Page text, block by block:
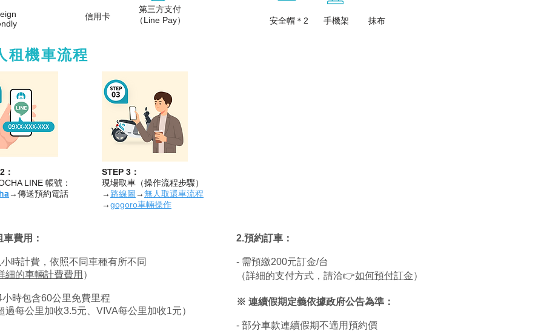
dcard、桃園租機車推薦、桃園機車出租、桃園租機車gogoro、桃園月租機車、桃園火車站租機車推薦、桃園租機車ptt、桃園租機車一天多少錢、中壢租機車dcard、租機車一個月價格、桃園火車站租機車、桃園火車站租機車dcard、桃園火車站租機車ptt、桃園火車站
、租機車一個月價格、
dcard、桃園租機車推薦、桃園機車出租、桃園租機車gogoro、桃園月租機車、桃園火車站租機車推薦、桃園租機車ptt、桃園租機車一天多少錢、中壢租機車dcard、租機車一個月價格、桃園火車站租機車、桃園火車站租機車dcard、桃園火車站租機車ptt、桃園火車站
園火車站租機車推薦、桃園租機車ptt、桃園租機車一天多少錢、中壢租機車dcard、租機車一個月價格、桃園火車站租機車、桃園火車站租機車dcard、桃園火車站租機車ptt、桃園火車站租機車價格、桃園租機車dcard、桃園租機車推薦、桃園機車出租、桃園租機車
dcard、桃園租機車推薦、桃園機車出租、桃園租機車gogoro、桃園月租機車、桃園火車站租機車推薦、桃園租機車ptt、桃園租機車一天多少錢、中壢租機車dcard、租機車一個月價格、桃園火車站租機車、桃園火車站租機車dcard、桃園火車站租機車ptt、桃園火車站
園火車站租機車推薦、桃園租機車ptt、桃園租機車一天多少錢、中壢租機車dcard、租機車一個月價格、桃園火車站租機車、桃園火車站租機車dcard、桃園火車站租機車ptt、桃園火車站租機車價格、桃園租機車dcard、桃園租機車推薦、桃園機車出租、桃園租機車
、租機車一個月價格、
、活動、發佈、租機車、站點、資訊、桃園、租機車、火車站、dcard、ptt、價格、推薦、機車、gogoro、中壢、天多、少錢、月租、出租、桃園火車站租機車、桃園火車站租機車dcard、桃園火車站租機車ptt、桃園火車站租機車價格、桃園租機車dcard、桃園租機
園租機車一天多少錢、中壢租機車dcard、租機車一個月價格、桃園、火車站、機車、桃園市、租車、桃園區、03、FB、IG、休旅車、周邊、平鎮、後站、接駁、服務、活動、發佈、租機車、站點、資訊、桃園、租機車、火車站、dcard、ptt、價格、推薦、機車、
機車ptt、桃園火車站租機車價格、桃園租機車dcard、桃園租機車推薦、桃園機車出租、桃園租機車gogoro、桃園月租機車、桃園火車站租機車推薦、桃園租機車ptt、桃園租機車一天多少錢、中壢租機車dcard、租機車一個月價格、
、活動、發佈、租機車、站點、資訊、桃園、租機車、火車站、dcard、ptt、價格、推薦、機車、gogoro、中壢、天多、少錢、月租、出租、桃園火車站租機車、桃園火車站租機車dcard、桃園火車站租機車ptt、桃園火車站租機車價格、桃園租機車dcard、桃園租機
園租機車一天多少錢、中壢租機車dcard、租機車一個月價格、桃園、火車站、機車、桃園市、租車、桃園區、03、FB、IG、休旅車、周邊、平鎮、後站、接駁、服務、活動、發佈、租機車、站點、資訊、桃園、租機車、火車站、dcard、ptt、價格、推薦、機車、
機車ptt、桃園火車站租機車價格、桃園租機車dcard、桃園租機車推薦、桃園機車出租、桃園租機車gogoro、桃園月租機車、桃園火車站租機車推薦、桃園租機車ptt、桃園租機車一天多少錢、中壢租機車dcard、租機車一個月價格、
租機車流程
：
LINE 帳號：
→傳送預約電話
STEP 3：
現場取車（操作流程步驟）
→ 路線圖 →無人取還車流程
→gogoro車輛操作
信用卡
第三方支付
（Line Pay）
​安全帽＊2 手機架 抹布
車費用：
時計費，依照不同車種有所不同
細的車輛計費費用 ）
小時包含60公里免費里程
過每公里加收3.5元、 VIVA每公里加收1元）
2.預約訂車：
- 需預繳200元訂金/台
​（詳細的支付方式，請洽👉如何預付訂金）
※ 連續假期定義依據政府公告為準：
- 部分車款連續假期不適用預約價